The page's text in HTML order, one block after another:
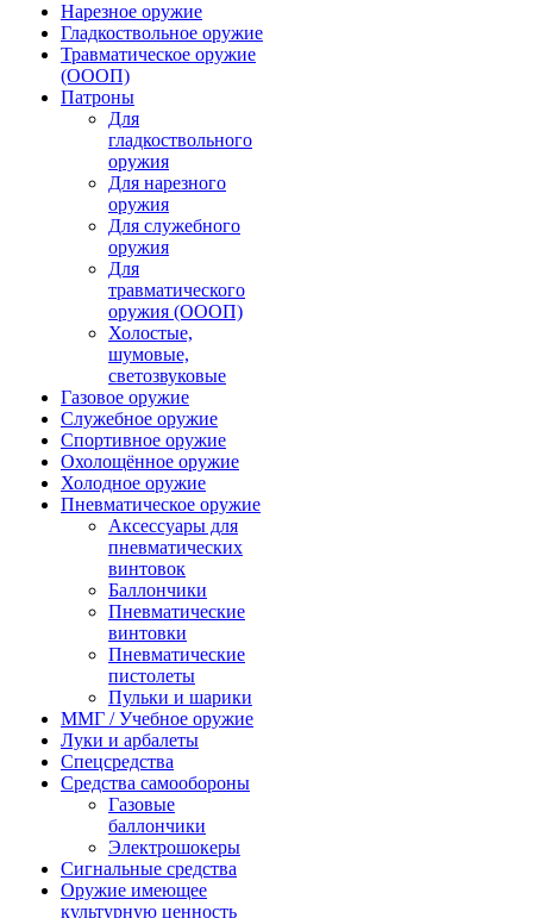
Нарезное оружие
Гладкоствольное оружие
Травматическое оружие
(ОООП)
Патроны
Для
гладкоствольного
оружия
Для нарезного
оружия
Для служебного
оружия
Для
травматического
оружия (ОООП)
Холостые,
шумовые,
светозвуковые
Газовое оружие
Служебное оружие
Спортивное оружие
Охолощённое оружие
Холодное оружие
Пневматическое оружие
Аксессуары для
пневматических
винтовок
Баллончики
Пневматические
винтовки
Пневматические
пистолеты
Пульки и шарики
ММГ / Учебное оружие
Луки и арбалеты
Спецсредства
Средства самообороны
Газовые
баллончики
Электрошокеры
Сигнальные средства
Оружие имеющее
культурную ценность